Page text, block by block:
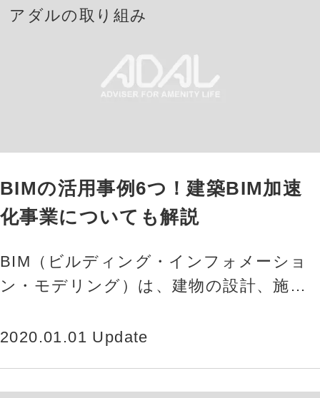
アダルの取り組み
BIMの活用事例6つ！建築BIM加速
化事業についても解説
BIM（ビルディング・インフォメーショ
ン・モデリング）は、建物の設計、施
革新的な手法のこと。この記事では…
2020.01.01 Update